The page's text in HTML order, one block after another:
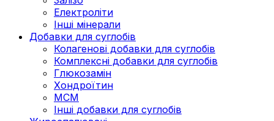
Електроліти
Інші мінерали
Добавки для суглобів
Колагенові добавки для суглобів
Комплексні добавки для суглобів
Глюкозамін
Хондроїтин
МСМ
Інші добавки для суглобів